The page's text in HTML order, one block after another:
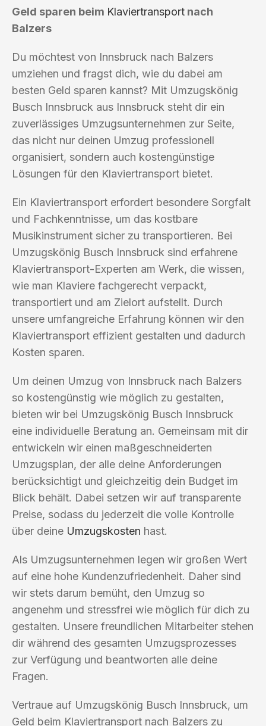
Geld sparen beim Klaviertransport nach
Balzers
Du möchtest von Innsbruck nach Balzers
umziehen und fragst dich, wie du dabei am
besten Geld sparen kannst? Mit Umzugskönig
Busch Innsbruck aus Innsbruck steht dir ein
zuverlässiges Umzugsunternehmen zur Seite,
das nicht nur deinen Umzug professionell
organisiert, sondern auch kostengünstige
Lösungen für den Klaviertransport bietet.
Ein Klaviertransport erfordert besondere Sorgfalt
und Fachkenntnisse, um das kostbare
Musikinstrument sicher zu transportieren. Bei
Umzugskönig Busch Innsbruck sind erfahrene
Klaviertransport-Experten am Werk, die wissen,
wie man Klaviere fachgerecht verpackt,
transportiert und am Zielort aufstellt. Durch
unsere umfangreiche Erfahrung können wir den
Klaviertransport effizient gestalten und dadurch
Kosten sparen.
Um deinen Umzug von Innsbruck nach Balzers
so kostengünstig wie möglich zu gestalten,
bieten wir bei Umzugskönig Busch Innsbruck
eine individuelle Beratung an. Gemeinsam mit dir
entwickeln wir einen maßgeschneiderten
Umzugsplan, der alle deine Anforderungen
berücksichtigt und gleichzeitig dein Budget im
Blick behält. Dabei setzen wir auf transparente
Preise, sodass du jederzeit die volle Kontrolle
über deine Umzugskosten hast.
Als Umzugsunternehmen legen wir großen Wert
auf eine hohe Kundenzufriedenheit. Daher sind
wir stets darum bemüht, den Umzug so
angenehm und stressfrei wie möglich für dich zu
gestalten. Unsere freundlichen Mitarbeiter stehen
dir während des gesamten Umzugsprozesses
zur Verfügung und beantworten alle deine
Fragen.
Vertraue auf Umzugskönig Busch Innsbruck, um
Geld beim Klaviertransport nach Balzers zu